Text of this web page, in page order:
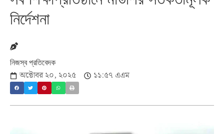
নির্দেশনা
নিজস্ব প্রতিবেদক
অক্টোবর ২০, ২০২৫ ১১:৫৭ এএম